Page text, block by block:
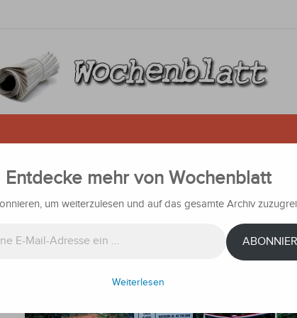
Holzbrücke und ohne
Guaranies ausgegeben
Entdecke mehr von Wochenblatt
um weiterzulesen und auf das gesamte Archiv
Weiterlesen